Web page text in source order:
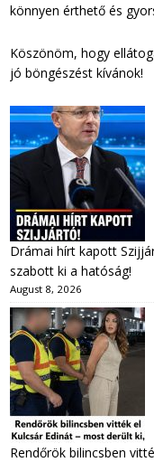
könnyen érthető és
Köszönöm, hogy
jó böngészést kívánok!
Drámai hírt kapott
szabott ki a hatóság!
August 8, 2026
Rendőrök bilincsben